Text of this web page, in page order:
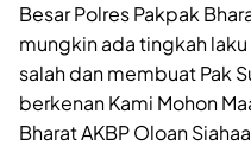
Besar Polres Pakpak
mungkin ada tingkah
salah dan membuat Pak
berkenan Kami Mohon
Bharat AKBP Oloan